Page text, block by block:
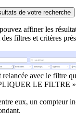
de votre recherche
affiner les
filtres et critères
relancée avec le filtre
LE FILTRE »
eux, un compteur